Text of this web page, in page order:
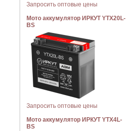
Запросить оптовые цены
Мото аккумулятор ИРКУТ YTX20L-
BS
Запросить оптовые цены
Мото аккумулятор ИРКУТ YTX4L-
BS